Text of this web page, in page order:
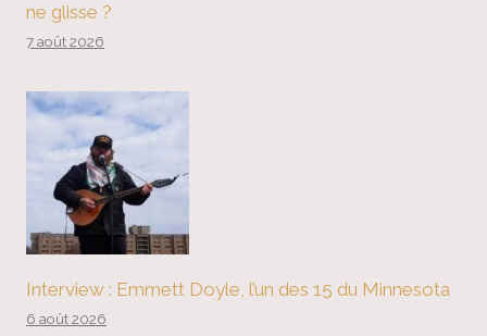
ne glisse ?
7 août 2026
Interview : Emmett Doyle, l’un des 15 du Minnesota
6 août 2026